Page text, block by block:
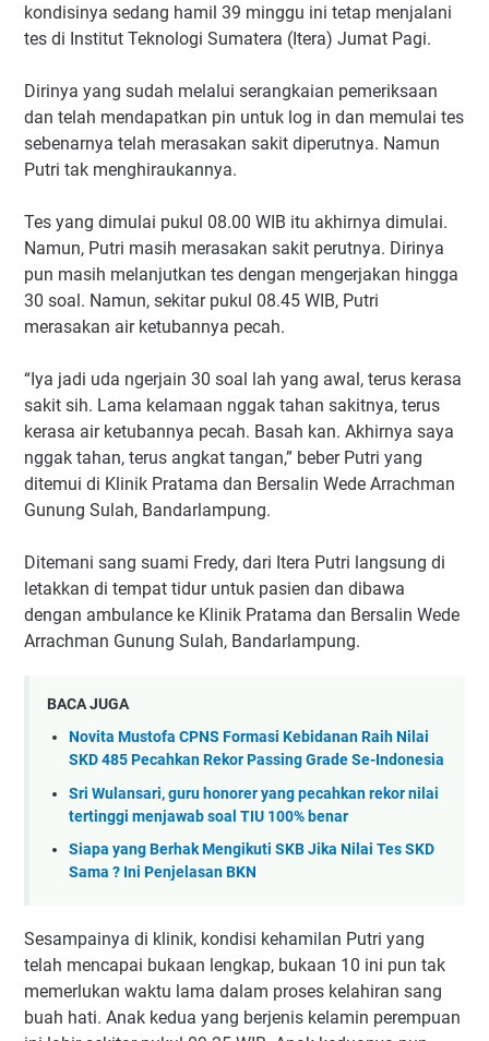
kondisinya sedang hamil 39 minggu ini tetap menjalani
tes di Institut Teknologi Sumatera (Itera) Jumat Pagi.
Dirinya yang sudah melalui serangkaian pemeriksaan
dan telah mendapatkan pin untuk log in dan memulai tes
sebenarnya telah merasakan sakit diperutnya. Namun
Putri tak menghiraukannya.
Tes yang dimulai pukul 08.00 WIB itu akhirnya dimulai.
Namun, Putri masih merasakan sakit perutnya. Dirinya
pun masih melanjutkan tes dengan mengerjakan hingga
30 soal. Namun, sekitar pukul 08.45 WIB, Putri
merasakan air ketubannya pecah.
“Iya jadi uda ngerjain 30 soal lah yang awal, terus kerasa
sakit sih. Lama kelamaan nggak tahan sakitnya, terus
kerasa air ketubannya pecah. Basah kan. Akhirnya saya
nggak tahan, terus angkat tangan,” beber Putri yang
ditemui di Klinik Pratama dan Bersalin Wede Arrachman
Gunung Sulah, Bandarlampung.
Ditemani sang suami Fredy, dari Itera Putri langsung di
letakkan di tempat tidur untuk pasien dan dibawa
dengan ambulance ke Klinik Pratama dan Bersalin Wede
Arrachman Gunung Sulah, Bandarlampung.
BACA JUGA
Novita Mustofa CPNS Formasi Kebidanan Raih Nilai
SKD 485 Pecahkan Rekor Passing Grade Se-Indonesia
Sri Wulansari, guru honorer yang pecahkan rekor nilai
tertinggi menjawab soal TIU 100% benar
Siapa yang Berhak Mengikuti SKB Jika Nilai Tes SKD
Sama ? Ini Penjelasan BKN
Sesampainya di klinik, kondisi kehamilan Putri yang
telah mencapai bukaan lengkap, bukaan 10 ini pun tak
memerlukan waktu lama dalam proses kelahiran sang
buah hati. Anak kedua yang berjenis kelamin perempuan